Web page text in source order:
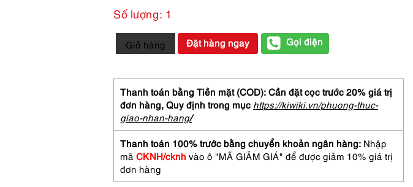
Số lượng: 1
2440-
Dây
ngọc
trai-
Seawater
pearl
7mm
necklace-
Khá
mới
số
Giỏ hàng Đặt hàng ngay Gọi điện
Thanh toán bằng Tiền mặt (COD): Cần đặt cọc trước 20% giá trị
đơn hàng, Quy định trong mục https://kiwiki.vn/phuong-thuc-
giao-nhan-hang/
Thanh toán 100% trước bằng chuyển khoản ngân hàng: Nhập
mã CKNH/cknh vào ô "MÃ GIẢM GIÁ" để được giảm 10% giá trị
đơn hàng